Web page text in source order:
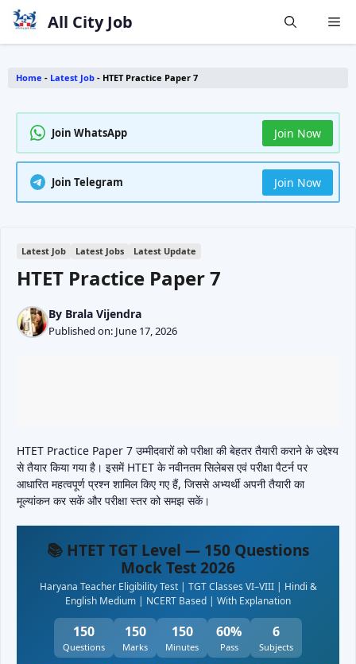
Skip
content
All City Job
Home - Latest Job - HTET Practice Paper 7
Join WhatsApp Join Now
Join Telegram Join Now
Latest Job Latest Jobs Latest Update
HTET Practice Paper 7
By Brala Vijendra
Published on: June 17, 2026
HTET Practice Paper 7 उम्मीदवारों को परीक्षा की बेहतर तैयारी कराने के उद्देश्य
से तैयार किया गया है। इसमें HTET के नवीनतम सिलेबस एवं परीक्षा पैटर्न पर
आधारित महत्वपूर्ण प्रश्न शामिल किए गए हैं, जिससे अभ्यर्थी अपनी तैयारी का
मूल्यांकन कर सकें और परीक्षा स्तर को समझ सकें।
📚 HTET TGT Level — 150 Questions
Mock Test 2026
Haryana Teacher Eligibility Test | TGT Classes VI–VIII | Hindi &
English Medium | NCERT Based | With Explanation
150
Questions
150
Marks
150
Minutes
60%
Pass
6
Subjects